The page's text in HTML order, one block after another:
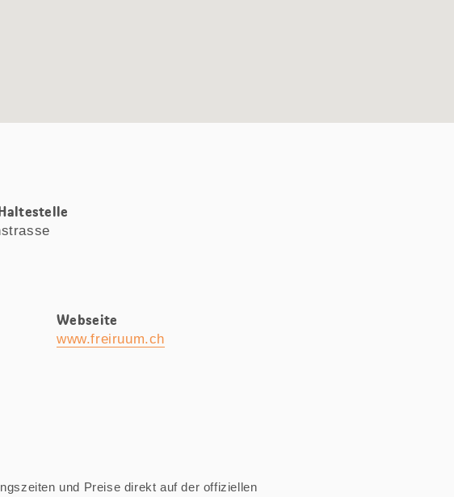
Webseite
www.freiruum.ch
und Preise direkt auf der offiziellen